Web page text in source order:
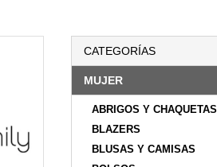
CATEGORÍAS
MUJER
ABRIGOS Y CHAQUETAS
BLAZERS
BLUSAS Y CAMISAS